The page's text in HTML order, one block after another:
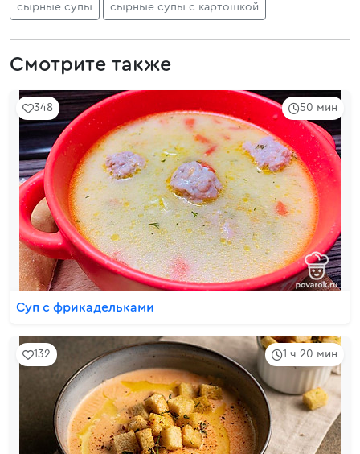
сырные супы сырные супы с картошкой
Смотрите также
50 мин
348
Суп с фрикадельками
1 ч 20 мин
132